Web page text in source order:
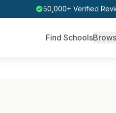
50,000+ Verified
Find Schools